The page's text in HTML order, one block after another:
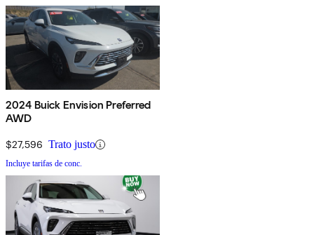
2024 Buick Envision Preferred
AWD
$27,596 Trato justo
Incluye tarifas de conc.